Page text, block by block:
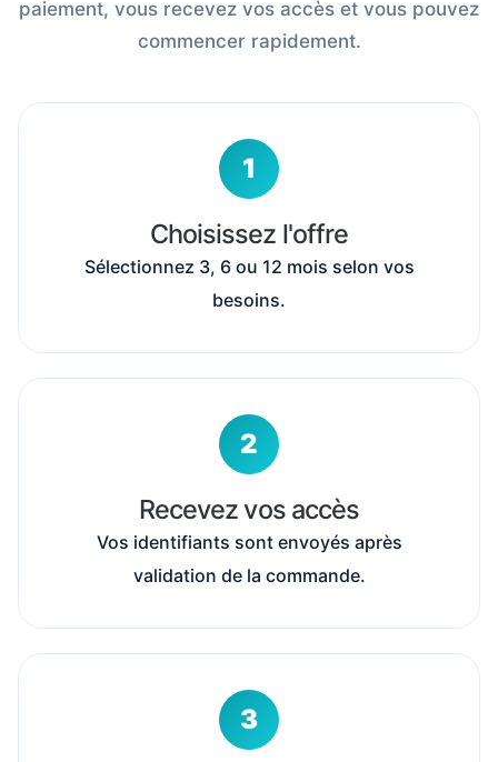
paiement, vous recevez vos accès et vous pouvez
commencer rapidement.
Choisissez l'offre
Sélectionnez 3, 6 ou 12 mois selon vos
besoins.
Recevez vos accès
Vos identifiants sont envoyés après
validation de la commande.